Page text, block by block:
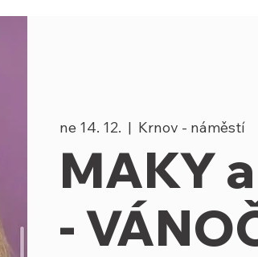
ne 14. 12.
  |
Krnov - náměstí
MAKY
-